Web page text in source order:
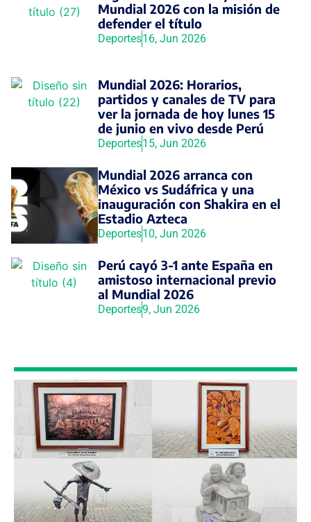
Mundial 2026 con la misión de
defender el título
Deportes16, Jun 2026
Mundial 2026: Horarios,
partidos y canales de TV para
ver la jornada de hoy lunes 15
de junio en vivo desde Perú
Deportes15, Jun 2026
Mundial 2026 arranca con
México vs Sudáfrica y una
inauguración con Shakira en el
Estadio Azteca
Deportes10, Jun 2026
Perú cayó 3-1 ante España en
amistoso internacional previo
al Mundial 2026
Deportes9, Jun 2026